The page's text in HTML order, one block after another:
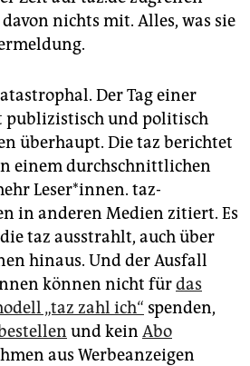
nichts mit. Alles, was sie
Der Tag einer
publizistisch und politisch
überhaupt. Die taz berichtet
einem durchschnittlichen
Le­se­r*in­nen. taz-
in anderen Medien zitiert. Es
taz ausstrahlt, auch über
hinaus. Und der Ausfall
können nicht fürdas
„taz zahl ich“ spenden,
und kein Abo
aus Werbeanzeigen